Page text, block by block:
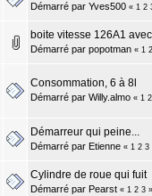
Démarré par Yves500 « 1 2
boite vitesse 126A1
Démarré par popotman « 1 2
Consommation, 6 à 8l
Démarré par Willy.almo « 1 2
Démarreur qui peine...
Démarré par Etienne « 1 2 3
Cylindre de roue qui fuit
Démarré par Pearst « 1 2 3 »